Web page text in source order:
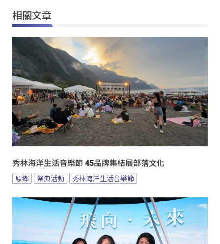
相關文章
秀林海洋生活音樂節 45品牌集結展部落文化
原鄉 祭典活動 秀林海洋生活音樂節